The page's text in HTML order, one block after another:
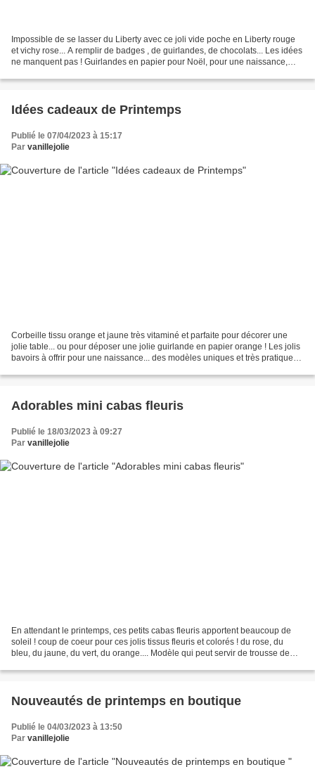
Impossible de se lasser du Liberty avec ce joli vide poche en Liberty rouge
et vichy rose... A remplir de badges , de guirlandes, de chocolats... Les idées
ne manquent pas ! Guirlandes en papier pour Noël, pour une naissance,
Idées cadeaux de Printemps
Publié le 07/04/2023 à 15:17
Par vanillejolie
Corbeille tissu orange et jaune très vitaminé et parfaite pour décorer une
jolie table... ou pour déposer une jolie guirlande en papier orange ! Les jolis
bavoirs à offrir pour une naissance... des modèles uniques et très pratiques
Adorables mini cabas fleuris
Publié le 18/03/2023 à 09:27
Par vanillejolie
En attendant le printemps, ces petits cabas fleuris apportent beaucoup de
soleil ! coup de coeur pour ces jolis tissus fleuris et colorés ! du rose, du
bleu, du jaune, du vert, du orange.... Modèle qui peut servir de trousse de
Nouveautés de printemps en boutique
Publié le 04/03/2023 à 13:50
Par vanillejolie